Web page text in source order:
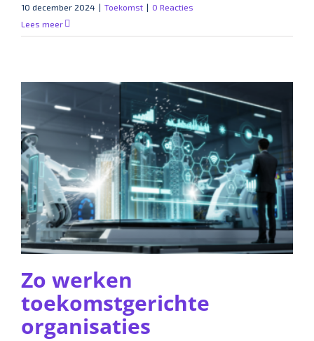
10 december 2024 | Toekomst | 0 Reacties
Lees meer
Zo werken
toekomstgerichte
organisaties